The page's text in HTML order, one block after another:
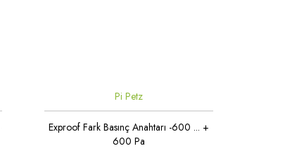
Pi Petz
Exproof Fark Basınç Anahtarı -600 ... +
600 Pa